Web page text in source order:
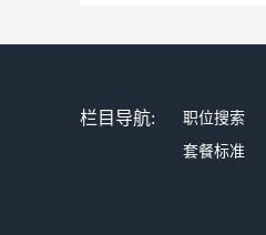
栏目导航: 职位搜索
套餐标准